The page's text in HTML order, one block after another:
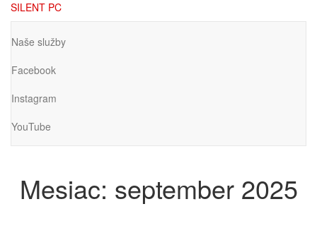
Preskočiť
hlavný
obsah
SILENT PC
Naše služby
Facebook
Instagram
YouTube
Mesiac: september 2025